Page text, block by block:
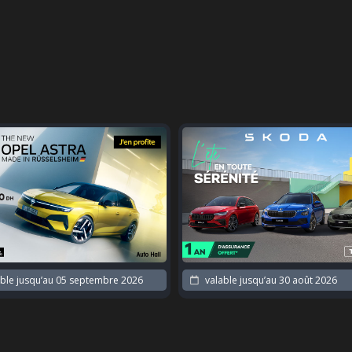
jusqu’au 05 septembre 2026 valable jusqu’au 30 août 2026